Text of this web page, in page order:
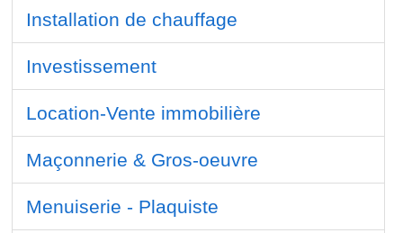
Installation de chauffage
Investissement
Location-Vente immobilière
Maçonnerie & Gros-oeuvre
Menuiserie - Plaquiste